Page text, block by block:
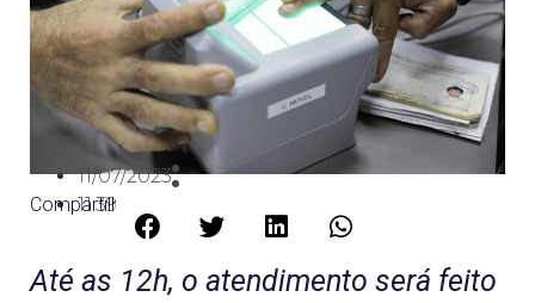
11/07/2023
11:39
Compartilhe:
Até as 12h, o atendimento será feito